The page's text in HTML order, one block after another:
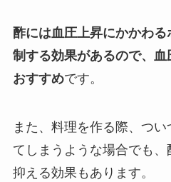
酢には血圧上昇にかかわ
制する効果があるので、
おすすめです。
また、料理を作る際、つ
てしまうような場合でも
抑える効果もあります。